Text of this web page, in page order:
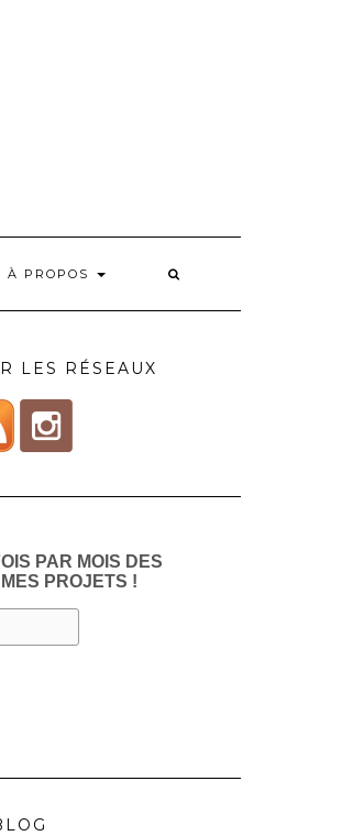
À PROPOS
LES RÉSEAUX
PAR MOIS DES
PROJETS !